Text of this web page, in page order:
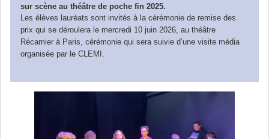
sur scène au théâtre de poche fin 2025.
Les élèves lauréats sont invités à la cérémonie de remise des
prix qui se déroulera le mercredi 10 juin 2026, au théâtre
Récamier à Paris, cérémonie qui sera suivie d’une visite média
organisée par le CLEMI.